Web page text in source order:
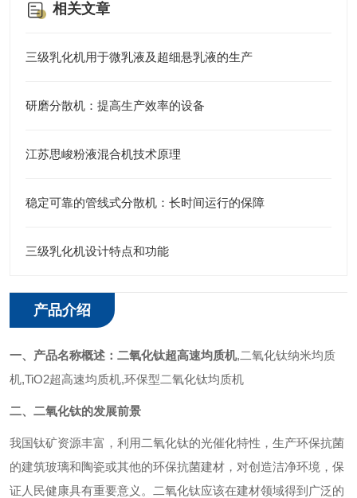
相关文章
三级乳化机用于微乳液及超细悬乳液的生产
研磨分散机：提高生产效率的设备
江苏思峻粉液混合机技术原理
稳定可靠的管线式分散机：长时间运行的保障
三级乳化机设计特点和功能
产品介绍
一、产品名称概述： 二氧化钛超高速均质机,二氧化钛纳米均质
机,TiO2超高速均质机,环保型二氧化钛均质机
二、二氧化钛的发展前景
我国钛矿资源丰富，利用二氧化钛的光催化特性，生产环保抗菌
的建筑玻璃和陶瓷或其他的环保抗菌建材，对创造洁净环境，保
证人民健康具有重要意义。二氧化钛应该在建材领域得到广泛的